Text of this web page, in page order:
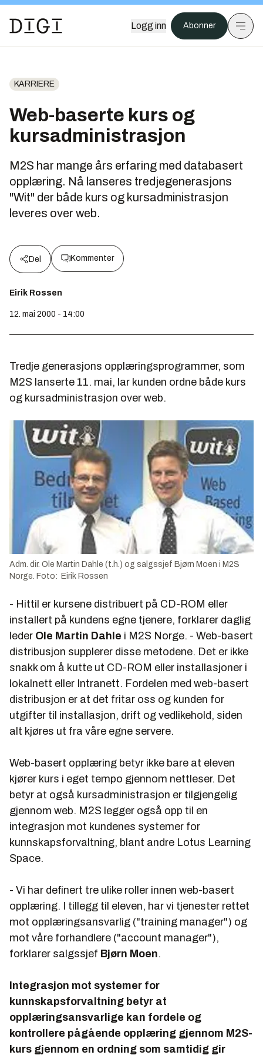
Logg inn Abonner
KARRIERE
Web-baserte kurs og
kursadministrasjon
M2S har mange års erfaring med databasert
opplæring. Nå lanseres tredjegenerasjons
"Wit" der både kurs og kursadministrasjon
leveres over web.
Del Kommenter
Eirik Rossen
12. mai 2000 - 14:00
Tredje generasjons opplæringsprogrammer, som
M2S lanserte 11. mai, lar kunden ordne både kurs
og kursadministrasjon over web.
Adm. dir. Ole Martin Dahle (t.h.) og salgssjef Bjørn Moen i M2S
Norge. Foto: Eirik Rossen
- Hittil er kursene distribuert på CD-ROM eller
installert på kundens egne tjenere, forklarer daglig
leder Ole Martin Dahle i M2S Norge. - Web-basert
distribusjon supplerer disse metodene. Det er ikke
snakk om å kutte ut CD-ROM eller installasjoner i
lokalnett eller Intranett. Fordelen med web-basert
distribusjon er at det fritar oss og kunden for
utgifter til installasjon, drift og vedlikehold, siden
alt kjøres ut fra våre egne servere.
Web-basert opplæring betyr ikke bare at eleven
kjører kurs i eget tempo gjennom nettleser. Det
betyr at også kursadministrasjon er tilgjengelig
gjennom web. M2S legger også opp til en
integrasjon mot kundenes systemer for
kunnskapsforvaltning, blant andre Lotus Learning
Space.
- Vi har definert tre ulike roller innen web-basert
opplæring. I tillegg til eleven, har vi tjenester rettet
mot opplæringsansvarlig ("training manager") og
mot våre forhandlere ("account manager"),
forklarer salgssjef Bjørn Moen.
Integrasjon mot systemer for
kunnskapsforvaltning betyr at
opplæringsansvarlige kan fordele og
kontrollere pågående opplæring gjennom M2S-
kurs gjennom en ordning som samtidig gir